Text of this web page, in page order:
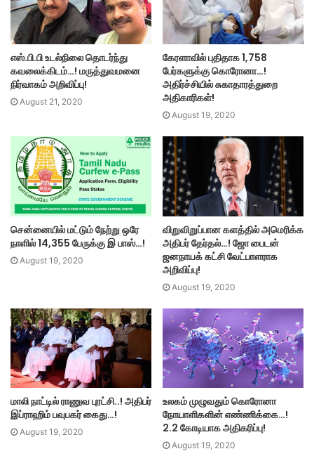
எஸ்.பி.பி உடல்நிலை தொடர்ந்து
கவலைக்கிடம்…! மருத்துவமனை
நிர்வாகம் அறிவிப்பு!
August 21, 2020
கேரளாவில் புதிதாக 1,758
பேர்களுக்கு கொரோனா…!
அதிர்ச்சியில் சுகாதாரத்துறை
அதிகாரிகள்!
August 19, 2020
சென்னையில் மட்டும் நேற்று ஒரே
நாளில் 14,355 பேருக்கு இ பாஸ்…!
August 19, 2020
விறுவிறுப்பான களத்தில் அமெரிக்க
அதிபர் தேர்தல்…! ஜோ பைடன்
ஜனநாயக் கட்சி வேட்பாளராக
அறிவிப்பு!
August 19, 2020
மாலி நாட்டில் ராணுவ புரட்சி..! அதிபர்
இப்ராஹிம் பவுபகர் கைது…!
August 19, 2020
உலகம் முழுவதும் கொரோனா
நோயாளிகளின் எண்ணிக்கை…!
2.2 கோடியாக அதிகரிப்பு!
August 19, 2020